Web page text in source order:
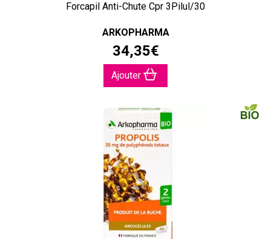
Forcapil Anti-Chute Cpr 3Pilul/30
ARKOPHARMA
34,35€
Ajouter